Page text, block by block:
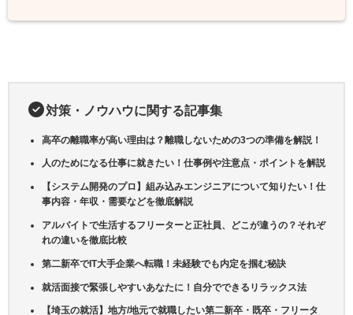
対策・ノウハウに関する記事集
高卒の離職率が高い理由は？離職しないための3つの準備を解説！
人のためになる仕事に就きたい！仕事例や注意点・ポイントを解説
【システム開発のプロ】組み込みエンジニアについて知りたい！仕
事内容・年収・需要などを徹底解説
アルバイトで生活するフリーターと正社員、どこが違うの？それぞ
れの違いを徹底比較
第二新卒でIT大手企業へ転職！未経験でも内定を掴む秘訣
就活面接で緊張しやすいあなたに！自分でできるリラックス法
【埼玉の就活】地方/地元で就職したい第二新卒・既卒・フリータ